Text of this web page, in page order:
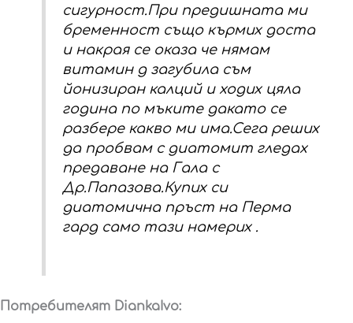
сигурност.При предишната ми
бременност също кърмих доста
и накрая се оказа че нямам
витамин д загубила съм
йонизиран калций и ходих цяла
година по мъките дакато се
разбере какво ми има.Сега реших
да пробвам с диатомит гледах
предаване на Гала с
Др.Папазова.Купих си
диатомична пръст на Перма
гард само тази намерих .
Потребителят DiankaIvo: